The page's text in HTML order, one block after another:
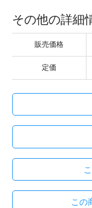
その他の詳細
販売価格
定価
この